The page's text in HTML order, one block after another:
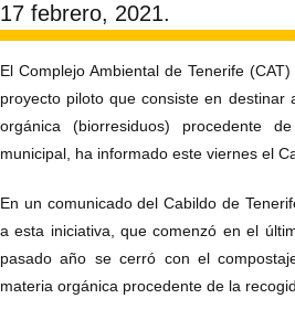
17 febrero, 2021.
El Complejo Ambiental de Tenerife
proyecto piloto que consiste en destinar
orgánica (biorresiduos) procedente
municipal, ha informado este viernes el
En un comunicado del Cabildo de
a esta iniciativa, que comenzó en el
pasado año se cerró con el
materia orgánica procedente de la